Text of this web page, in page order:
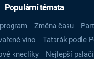
Populární témata
Změna času
víno Tatarák podle
knedlíky Nejlepší